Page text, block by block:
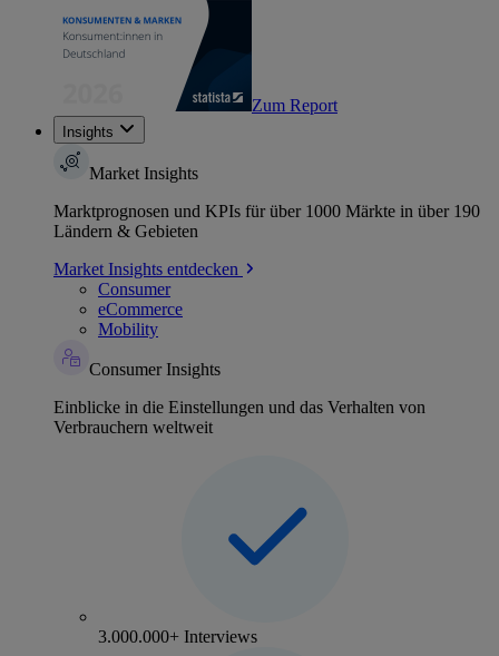
Zum Report
Insights
Market Insights
Marktprognosen und KPIs für über 1000 Märkte in über 190
Ländern & Gebieten
Market Insights entdecken
Consumer
eCommerce
Mobility
Consumer Insights
Einblicke in die Einstellungen und das Verhalten von
Verbrauchern weltweit
3.000.000+ Interviews